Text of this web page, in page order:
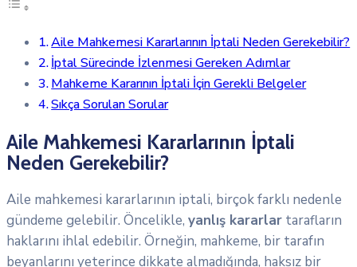
Aile Mahkemesi Kararlarının İptali Neden Gerekebilir?
İptal Sürecinde İzlenmesi Gereken Adımlar
Mahkeme Kararının İptali İçin Gerekli Belgeler
Sıkça Sorulan Sorular
Aile Mahkemesi Kararlarının İptali
Neden Gerekebilir?
Aile mahkemesi kararlarının iptali, birçok farklı nedenle
gündeme gelebilir. Öncelikle, yanlış kararlar tarafların
haklarını ihlal edebilir. Örneğin, mahkeme, bir tarafın
beyanlarını yeterince dikkate almadığında, haksız bir